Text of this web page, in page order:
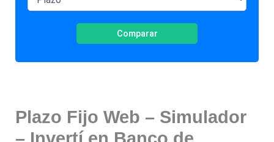
Comparar
Plazo Fijo Web – Simulador